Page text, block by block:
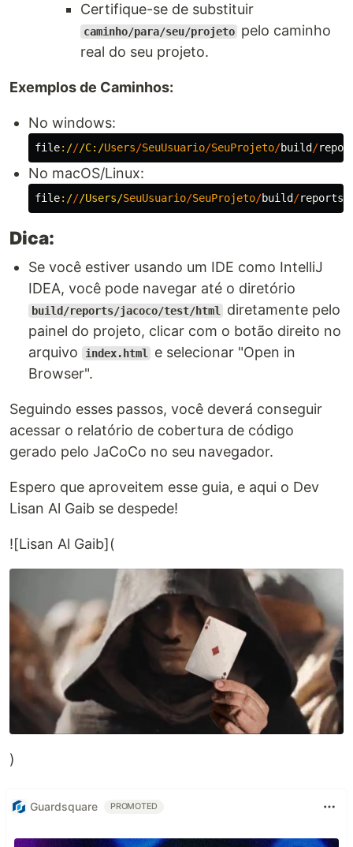
Certifique-se de substituir
caminho/para/seu/projeto pelo caminho
real do seu projeto.
Exemplos de Caminhos:
No windows:
file:///C:/Users/SeuUsuario/SeuProjeto/build /
No macOS/Linux:
file:///Users/SeuUsuario/SeuProjeto/build /reports
Dica:
Se você estiver usando um IDE como IntelliJ
IDEA, você pode navegar até o diretório
build/reports/jacoco/test/html
diretamente pelo
painel do projeto, clicar com o botão direito no
arquivo
index.html
e selecionar "Open in
Browser".
Seguindo esses passos, você deverá conseguir
acessar o relatório de cobertura de código
gerado pelo JaCoCo no seu navegador.
Espero que aproveitem esse guia, e aqui o Dev
Lisan Al Gaib se despede!
![Lisan Al Gaib](
)
Guardsquare PROMOTED